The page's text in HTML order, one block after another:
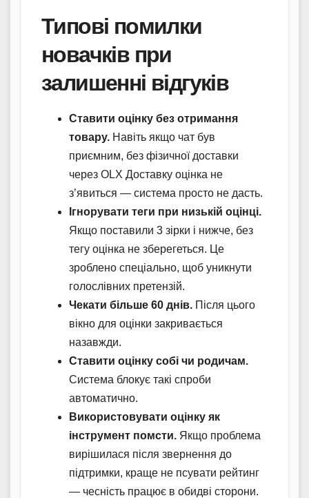
Типові помилки
новачків при
залишенні відгуків
Ставити оцінку без отримання
товару. Навіть якщо чат був
приємним, без фізичної доставки
через OLX Доставку оцінка не
з’явиться — система просто не дасть.
Ігнорувати теги при низькій оцінці.
Якщо поставили 3 зірки і нижче, без
тегу оцінка не зберегеться. Це
зроблено спеціально, щоб уникнути
голослівних претензій.
Чекати більше 60 днів. Після цього
вікно для оцінки закривається
назавжди.
Ставити оцінку собі чи родичам.
Система блокує такі спроби
автоматично.
Використовувати оцінку як
інструмент помсти. Якщо проблема
вирішилася після звернення до
підтримки, краще не псувати рейтинг
— чесність працює в обидві сторони.